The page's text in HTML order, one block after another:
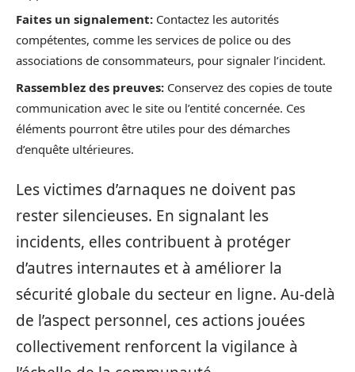
Faites un signalement: Contactez les autorités
compétentes, comme les services de police ou des
associations de consommateurs, pour signaler l’incident.
Rassemblez des preuves: Conservez des copies de toute
communication avec le site ou l’entité concernée. Ces
éléments pourront être utiles pour des démarches
d’enquête ultérieures.
Les victimes d’arnaques ne doivent pas
rester silencieuses. En signalant les
incidents, elles contribuent à protéger
d’autres internautes et à améliorer la
sécurité globale du secteur en ligne. Au-delà
de l’aspect personnel, ces actions jouées
collectivement renforcent la vigilance à